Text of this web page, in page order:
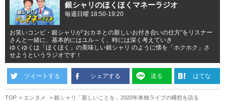
銀シャリのほくほくマネーラジオ
毎週日曜 18:50-19:20
お笑いコンビ・銀シャリが“おカネとの新しいお付き合いの仕方”をリスナー
さんと一緒に、基本的にはユル～く、時には深く考えていき
ゆくゆくは「ほくほく」の美味しい銀シャリ のように懐を「ホクホク」さ
せようというラジオです！
ツイートする シェアする 送る はてな
TOP エンタメ 銀シャリ「新しいことを」2020年単独ライブの構想を語る